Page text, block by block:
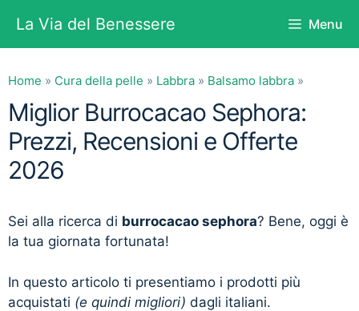
contenuto
La Via del Benessere Menu
Home » Cura della pelle » Labbra » Balsamo labbra »
Miglior Burrocacao Sephora:
Prezzi, Recensioni e Offerte
2026
Sei alla ricerca di burrocacao sephora? Bene, oggi è
la tua giornata fortunata!
In questo articolo ti presentiamo i prodotti più
acquistati (e quindi migliori) dagli italiani.